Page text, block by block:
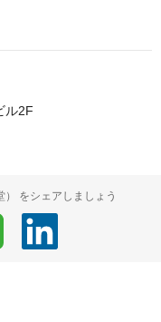
ル2F
） をシェアしましょう